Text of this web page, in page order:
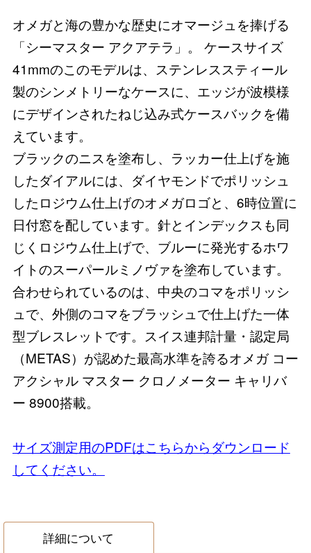
オメガと海の豊かな歴史にオマージュを捧げる
「シーマスター アクアテラ」。 ケースサイズ
41mmのこのモデルは、ステンレススティール
製のシンメトリーなケースに、エッジが波模様
にデザインされたねじ込み式ケースバックを備
えています。
ブラックのニスを塗布し、ラッカー仕上げを施
したダイアルには、ダイヤモンドでポリッシュ
したロジウム仕上げのオメガロゴと、6時位置に
日付窓を配しています。針とインデックスも同
じくロジウム仕上げで、ブルーに発光するホワ
イトのスーパールミノヴァを塗布しています。
合わせられているのは、中央のコマをポリッシ
ュで、外側のコマをブラッシュで仕上げた一体
型ブレスレットです。スイス連邦計量・認定局
（METAS）が認めた最高水準を誇るオメガ コー
アクシャル マスター クロノメーター キャリバ
ー 8900搭載。
サイズ測定用のPDFはこちらからダウンロード
してください。
詳細について